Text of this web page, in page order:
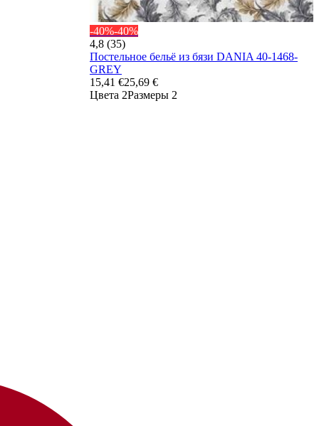
-40%-40%
4,8 (35)
Постельное бельё из бязи DANIA 40-1468-
GREY
15,41 €25,69 €
Цвета 2Размеры 2